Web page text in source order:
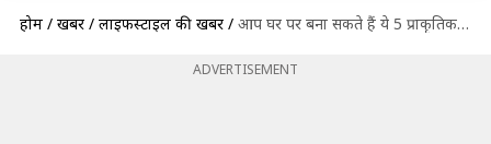
होम / खबरें / लाइफस्टाइल की खबरें / आप घर पर बना सकते हैं ये 5 प्राकृतिक कंडीशनर, इस्तेमाल से बाल बनेंगे मुलायम
ADVERTISEMENT